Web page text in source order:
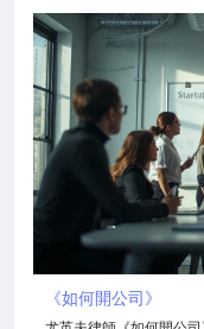
《如何開公司》